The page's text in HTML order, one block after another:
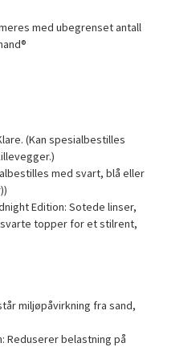
med ubegrenset antall
(Kan spesialbestilles
med svart, blå eller
Edition: Sotede linser,
topper for et stilrent,
miljøpåvirkning fra sand,
Reduserer belastning på